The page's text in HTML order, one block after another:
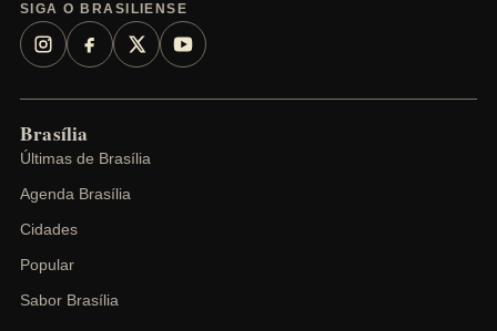
SIGA O BRASILIENSE
Brasília
Últimas de Brasília
Agenda Brasília
Cidades
Popular
Sabor Brasília